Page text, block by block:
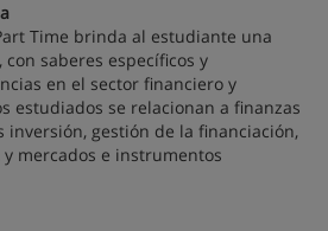
Time brinda al estudiante una
saberes específicos y
en el sector financiero y
estudiados se relacionan a finanzas
inversión, gestión de la financiación,
mercados e instrumentos